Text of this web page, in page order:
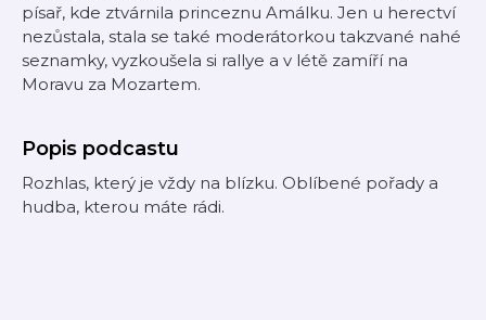
písař, kde ztvárnila princeznu Amálku. Jen u herectví
nezůstala, stala se také moderátorkou takzvané nahé
seznamky, vyzkoušela si rallye a v létě zamíří na
Moravu za Mozartem.
Popis podcastu
Rozhlas, který je vždy na blízku. Oblíbené pořady a
hudba, kterou máte rádi.